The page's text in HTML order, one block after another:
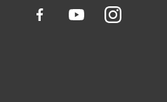
Facebook YoutubeInstagram